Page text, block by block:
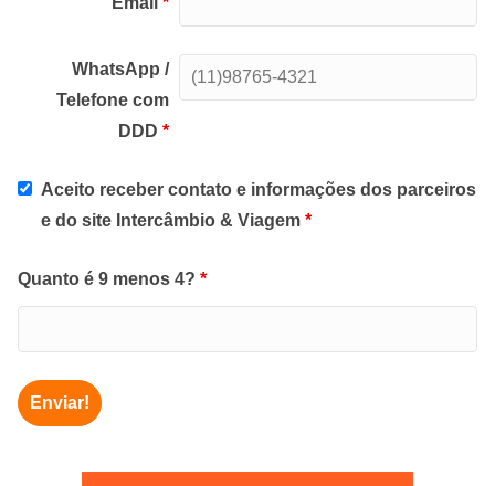
WhatsApp /
Telefone com
DDD*
Aceito receber contato e informações dos parceiros
e do site Intercâmbio & Viagem*
Quanto é 9 menos 4? *